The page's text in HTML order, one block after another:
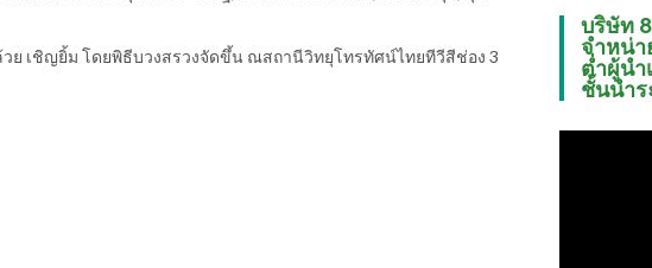
ย เชิญยิ้ม โดยพิธีบวงสรวงจัดขึ้น ณสถานีวิทยุโทรทัศน์ไทยทีวีสีช่อง 3
บริษัท
จำหน่
ต่ำผู้น
ชั้นนำร